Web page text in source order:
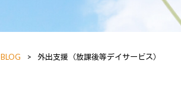
BLOG > 外出支援（放課後等デイサービス）